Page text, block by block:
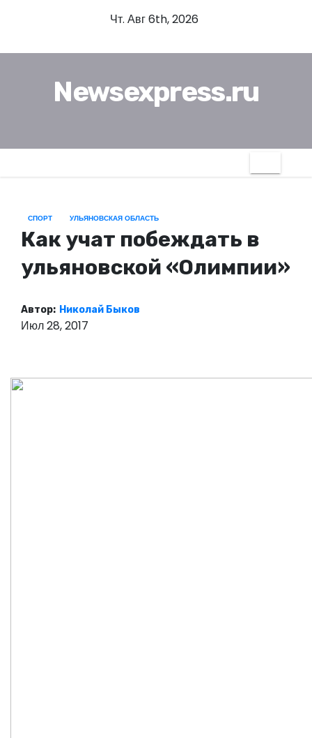
к
Чт. Авг 6th, 2026
Newsexpress.ru
СПОРТ УЛЬЯНОВСКАЯ ОБЛАСТЬ
Как учат побеждать в
ульяновской «Олимпии»
Автор: Николай Быков
Июл 28, 2017